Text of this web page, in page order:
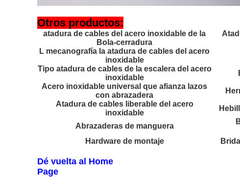
Otros productos:
atadura de cables del acero inoxidable de la
Bola-cerradura
L mecanografía la atadura de cables del acero
inoxidable
Tipo atadura de cables de la escalera del acero
inoxidable
Acero inoxidable universal que afianza lazos
con abrazadera
Atadura de cables liberable del acero
inoxidable
Abrazaderas de manguera
Hardware de montaje
Dé vuelta al Home
Page